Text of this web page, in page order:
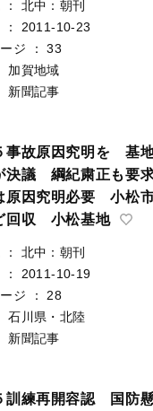
：
北中：朝刊
：
2011-10-23
ジ
：
33
加賀地域
新聞記事
事故原因究明を 基
決議 綱紀粛正も要
原因究明必要 小松
回収 小松基地
：
北中：朝刊
：
2011-10-19
ジ
：
28
石川県・北陸
新聞記事
訓練再開容認 国防